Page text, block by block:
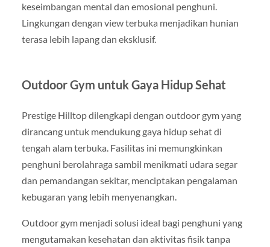
keseimbangan mental dan emosional penghuni.
Lingkungan dengan view terbuka menjadikan hunian
terasa lebih lapang dan eksklusif.
Outdoor Gym untuk Gaya Hidup Sehat
Prestige Hilltop dilengkapi dengan outdoor gym yang
dirancang untuk mendukung gaya hidup sehat di
tengah alam terbuka. Fasilitas ini memungkinkan
penghuni berolahraga sambil menikmati udara segar
dan pemandangan sekitar, menciptakan pengalaman
kebugaran yang lebih menyenangkan.
Outdoor gym menjadi solusi ideal bagi penghuni yang
mengutamakan kesehatan dan aktivitas fisik tanpa